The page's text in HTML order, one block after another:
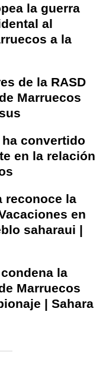
la guerra
al
a la
de la RASD
Marruecos
convertido
en la relación
reconoce la
en
saharaui |
la
Marruecos
| Sahara